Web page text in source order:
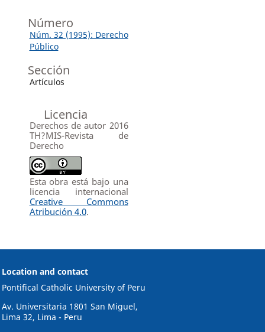
Número
Núm. 32 (1995): Derecho
Público
Sección
Artículos
Licencia
Derechos de autor 2016
TH?MIS-Revista de
Derecho
Esta obra está bajo una
licencia internacional
Creative Commons
Atribución 4.0.
Location and contact
Pontifical Catholic University of Peru
Av. Universitaria 1801 San Miguel,
Lima 32, Lima - Peru